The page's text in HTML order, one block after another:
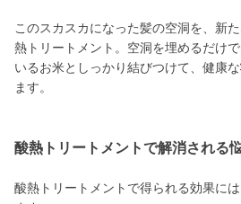
このスカスカになった髪の空洞を、新
熱トリートメント。空洞を埋めるだけ
いるお米としっかり結びつけて、健康
ます。
酸熱トリートメントで解消される
酸熱トリートメントで得られる効果に